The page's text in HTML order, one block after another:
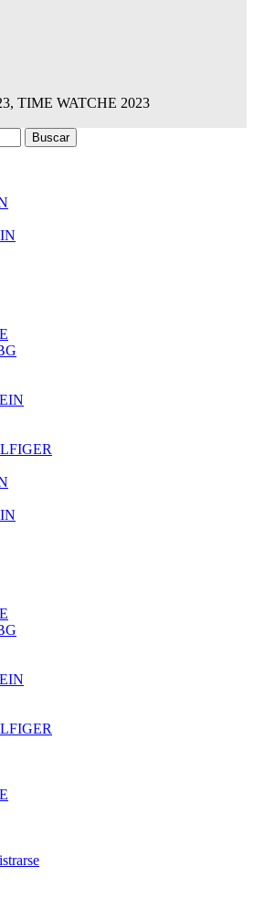
TIME WATCHE 2023
Buscar